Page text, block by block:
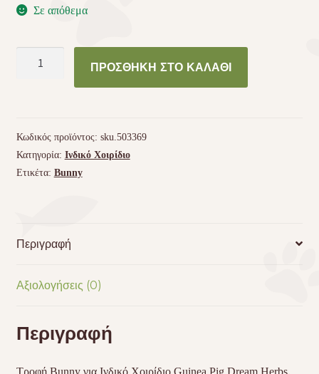
Σε απόθεμα
Guinea
Pig
Dream
ΠΡΟΣΘΉΚΗ ΣΤΟ ΚΑΛΆΘΙ
Κωδικός προϊόντος: sku.503369
Κατηγορία: Ινδικό Χοιρίδιο
Ετικέτα: Bunny
Περιγραφή
Αξιολογήσεις (0)
Περιγραφή